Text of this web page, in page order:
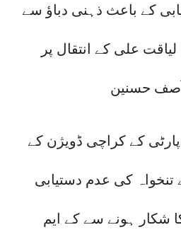
کے باعث ذہنی دباؤ سے
علی کے انتقال پر
حسنین
کے کراچی ڈویژن کے
کی عدم دستیابی
شکار ہونے سے کے ایم